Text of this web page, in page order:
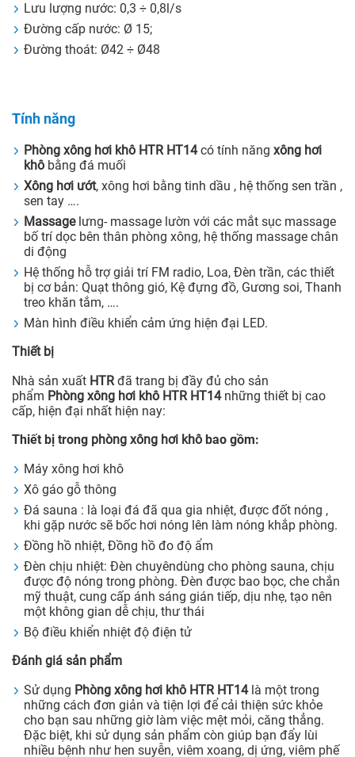
Lưu lượng nước: 0,3 ÷ 0,8l/s
Đường cấp nước: Ø 15;
Đường thoát: Ø42 ÷ Ø48
Tính năng
Phòng xông hơi khô HTR HT14có tính năng xông hơi
khô bằng đá muối
Xông hơi ướt, xông hơi bằng tinh dầu , hệ thống sen trần ,
sen tay ….
Massagelưng- massage lườn với các mắt sục massage
bố trí dọc bên thân phòng xông, hệ thống massage chân
di động
Hệ thống hỗ trợ giải trí FM radio, Loa, Đèn trần, các thiết
bị cơ bản: Quạt thông gió, Kệ đựng đồ, Gương soi, Thanh
treo khăn tắm, ….
Màn hình điều khiển cảm ứng hiện đại LED.
Thiết bị
Nhà sản xuất HTRđã trang bị đầy đủ cho sản
phẩm Phòng xông hơi khô HTR HT14những thiết bị cao
cấp, hiện đại nhất hiện nay:
Thiết bị trong phòng xông hơi khô bao gồm:
Máy xông hơi khô
Xô gáo gỗ thông
Đá sauna : là loại đá đã qua gia nhiệt, được đốt nóng ,
khi gặp nước sẽ bốc hơi nóng lên làm nóng khắp phòng.
Đồng hồ nhiệt, Đồng hồ đo độ ẩm
Đèn chịu nhiệt: Đèn chuyêndùng cho phòng sauna, chịu
được độ nóng trong phòng. Đèn được bao bọc, che chắn
mỹ thuật, cung cấp ánh sáng gián tiếp, dịu nhẹ, tạo nên
một không gian dễ chịu, thư thái
Bộ điều khiển nhiệt độ điện tử
Đánh giá sản phẩm
Sử dụng Phòng xông hơi khô HTR HT14là một trong
những cách đơn giản và tiện lợi để cải thiện sức khỏe
cho bạn sau những giờ làm việc mệt mỏi, căng thẳng.
Đặc biệt, khi sử dụng sản phẩm còn giúp bạn đẩy lùi
nhiều bệnh như hen suyễn, viêm xoang, dị ứng, viêm phế